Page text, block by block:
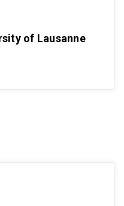
of Lausanne